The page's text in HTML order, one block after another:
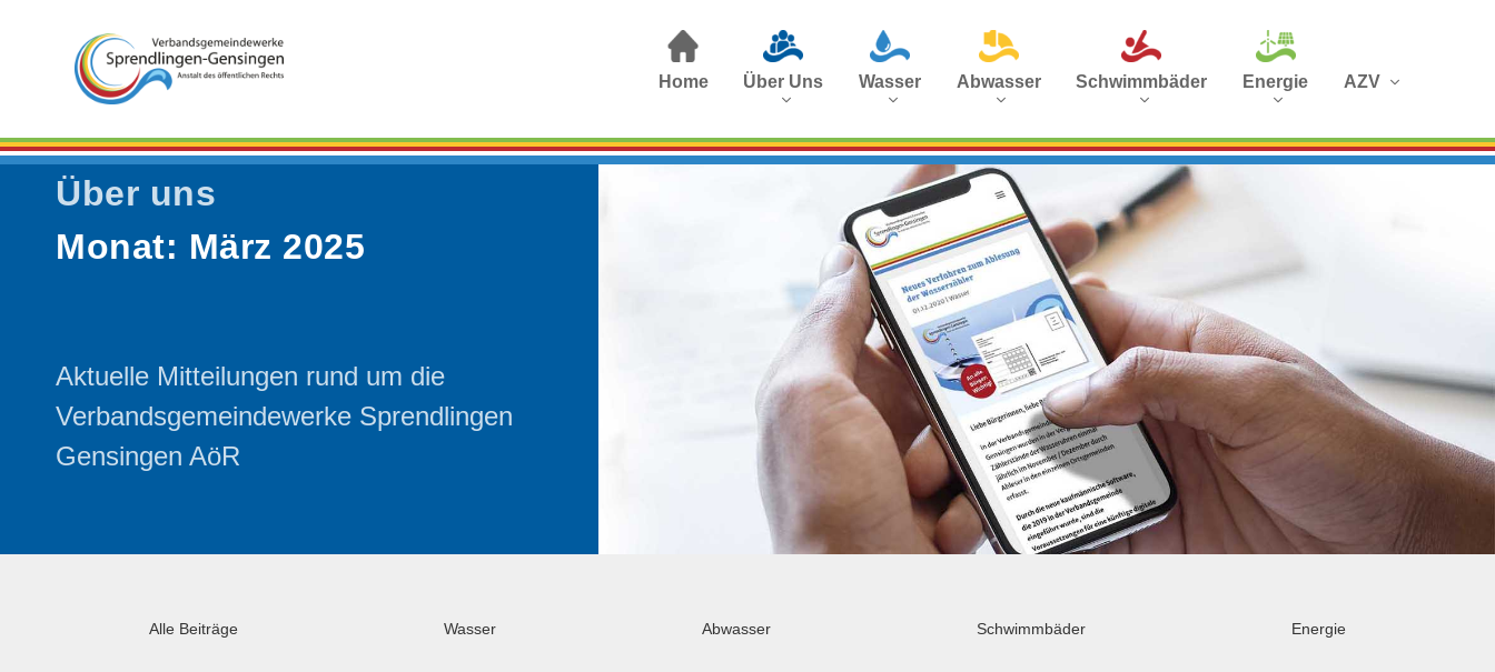
Home Über Uns Wasser Abwasser Schwimmbäder Energie AZV
Über uns
Monat: März 2025
Aktuelle Mitteilungen rund um die
Verbandsgemeindewerke Sprendlingen
Gensingen AöR
Alle Beiträge Wasser Abwasser Schwimmbäder Energie